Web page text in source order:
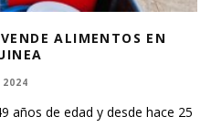
ALIMENTOS EN
años de edad y desde hace 25